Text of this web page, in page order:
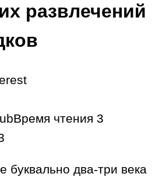
развлечений
Время чтения 3
два-три века